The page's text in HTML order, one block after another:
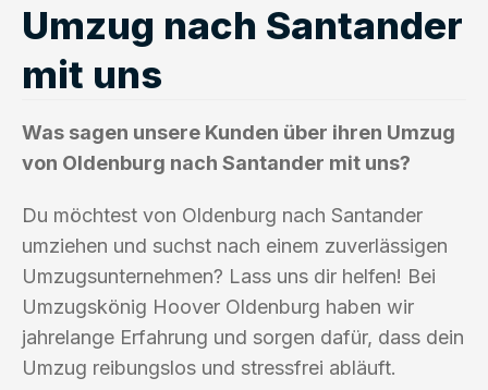
Umzug nach Santander
mit uns
Was sagen unsere Kunden über ihren Umzug
von Oldenburg nach Santander mit uns?
Du möchtest von Oldenburg nach Santander
umziehen und suchst nach einem zuverlässigen
Umzugsunternehmen? Lass uns dir helfen! Bei
Umzugskönig Hoover Oldenburg haben wir
jahrelange Erfahrung und sorgen dafür, dass dein
Umzug reibungslos und stressfrei abläuft.